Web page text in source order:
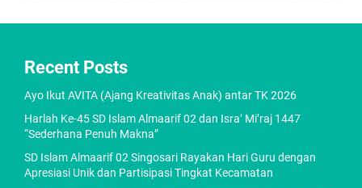
Recent Posts
Ayo Ikut AVITA (Ajang Kreativitas Anak) antar TK 2026
Harlah Ke-45 SD Islam Almaarif 02 dan Isra’ Mi’raj 1447
“Sederhana Penuh Makna”
SD Islam Almaarif 02 Singosari Rayakan Hari Guru dengan
Apresiasi Unik dan Partisipasi Tingkat Kecamatan